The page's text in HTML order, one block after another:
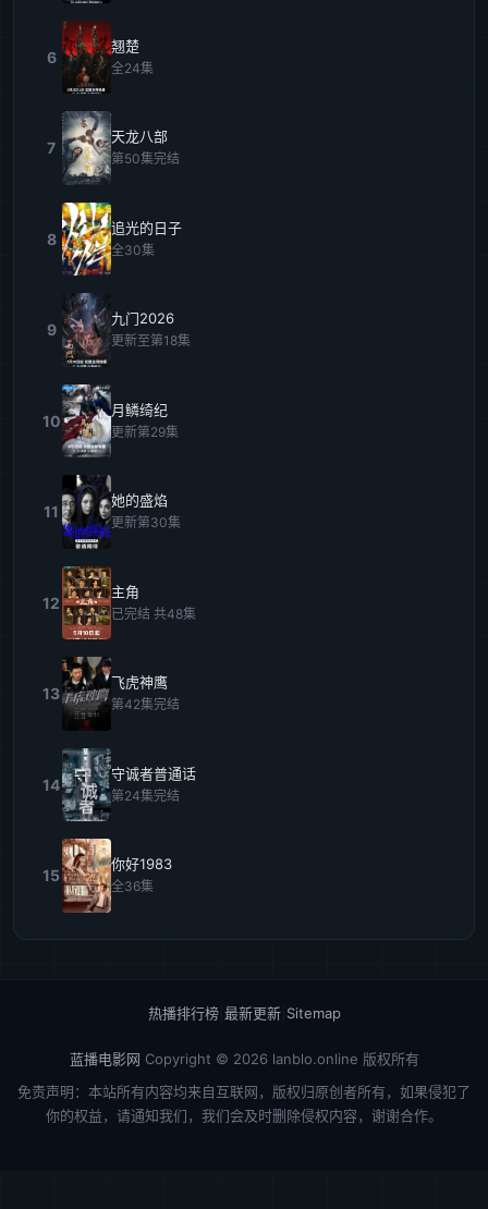
6
翘楚
全24集
7
天龙八部
第50集完结
8
追光的日子
全30集
9
九门2026
更新至第18集
10
月鳞绮纪
更新第29集
11
她的盛焰
更新第30集
12
主角
已完结 共48集
13
飞虎神鹰
第42集完结
14
守诚者普通话
第24集完结
15
你好1983
全36集
热播排行榜| 最新更新| Sitemap
蓝播电影网 Copyright © 2026 lanblo.online 版权所有
免责声明：本站所有内容均来自互联网，版权归原创者所有，如果侵犯了
你的权益，请通知我们，我们会及时删除侵权内容，谢谢合作。